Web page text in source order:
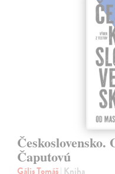
Čaputovú
Gális Tomáš| Kniha